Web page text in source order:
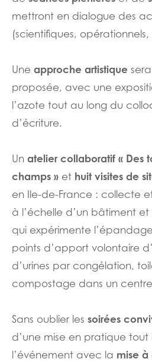
mettront en dialogue des
(scientifiques,
Une approche artistique
proposée, avec une
l’azote tout au long du
d’écriture.
Un atelier collaboratif « Des
champs » et huit visites de
en Ile-de-France : collecte
à l’échelle d’un bâtiment et
qui expérimente
points d’apport volontaire
d’urines par congélation,
compostage dans un
Sans oublier les soirées
d’une mise en pratique
l’événement avec la mise à